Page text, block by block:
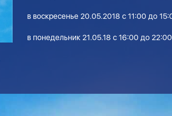
в воскресенье 20.05.2018 с 11:00 до
в понедельник 21.05.18 с 16:00 до 22:00